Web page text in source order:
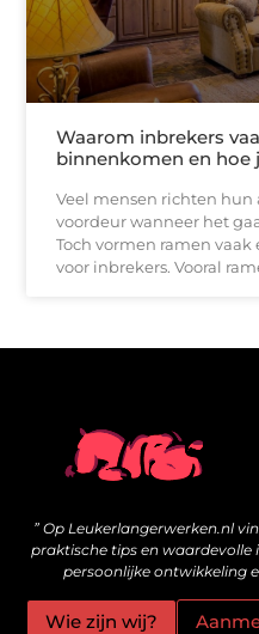
Waarom inbrekers
binnenkomen en hoe
Veel mensen richten hun
voordeur wanneer het
Toch vormen ramen
voor inbrekers. Vooral
” Op Leukerlangerwerken.nl
praktische tips en waardevolle
persoonlijke ontwikkeling
Wie zijn wij?